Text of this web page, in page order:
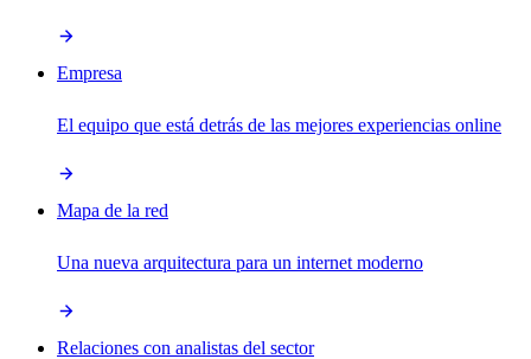
Empresa
El equipo que está detrás de las mejores experiencias online
Mapa de la red
Una nueva arquitectura para un internet moderno
Relaciones con analistas del sector